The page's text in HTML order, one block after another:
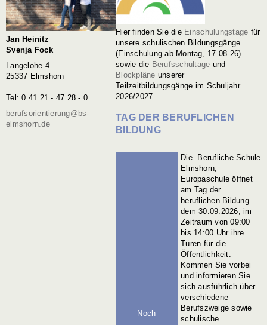
Jan Heinitz
Svenja Fock
Langelohe 4
25337 Elmshorn
Tel: 0 41 21 - 47 28 - 0
berufsorientierung@bs-
elmshorn.de
Hier finden Sie die Einschulungstage für
unsere schulischen Bildungsgänge
(Einschulung ab Montag, 17.08.26)
sowie die Berufsschultage und
Blockpläne unserer
Teilzeitbildungsgänge im Schuljahr
2026/2027.
TAG DER BERUFLICHEN
BILDUNG
Noch
Die Berufliche Schule
Elmshorn,
Europaschule öffnet
am Tag der
beruflichen Bildung
dem 30.09.2026, im
Zeitraum von 09:00
bis 14:00 Uhr ihre
Türen für die
Öffentlichkeit.
Kommen Sie vorbei
und informieren Sie
sich ausführlich über
verschiedene
Berufszweige sowie
schulische